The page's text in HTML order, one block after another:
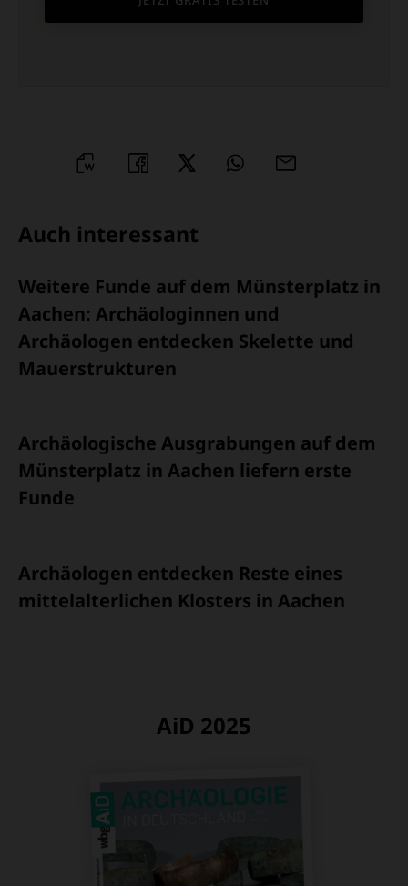
ÜBERSCHRIFT
INFOS
Auch interessant
Weitere Funde auf dem Münsterplatz in
Aachen: Archäologinnen und
Archäologen entdecken Skelette und
Mauerstrukturen
Archäologische Ausgrabungen auf dem
Münsterplatz in Aachen liefern erste
Funde
Archäologen entdecken Reste eines
mittelalterlichen Klosters in Aachen
AiD 2025